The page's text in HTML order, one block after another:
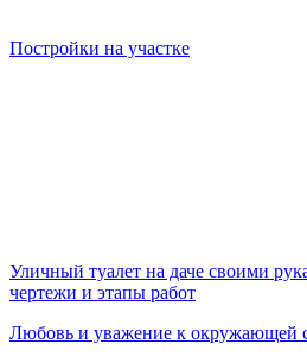
Постройки на участке
Уличный туалет на даче своими
чертежи и этапы работ
Любовь и уважение к окружающей